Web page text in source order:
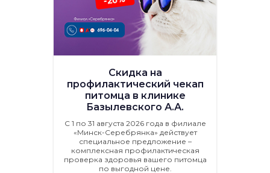
Скидка на
профилактический чекап
питомца в клинике
Базылевского А.А.
С 1 по 31 августа 2026 года в филиале
«Минск-Серебрянка» действует
специальное предложение –
комплексная профилактическая
проверка здоровья вашего питомца
по выгодной цене.